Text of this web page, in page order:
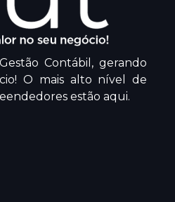
Contábil, gerando
O mais alto nível de
estão aqui.